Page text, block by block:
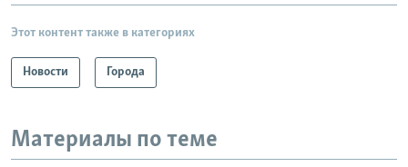
Этот контент также в категориях
Новости Города
Материалы по теме